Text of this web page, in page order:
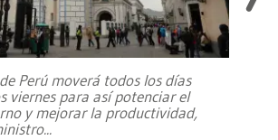
Perú moverá todos los días
viernes para así potenciar el
y mejorar la productividad,
...